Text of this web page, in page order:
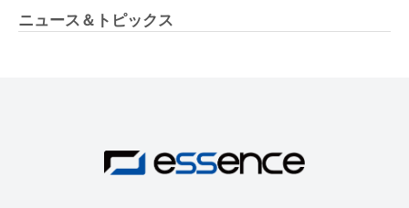
ニュース＆トピックス